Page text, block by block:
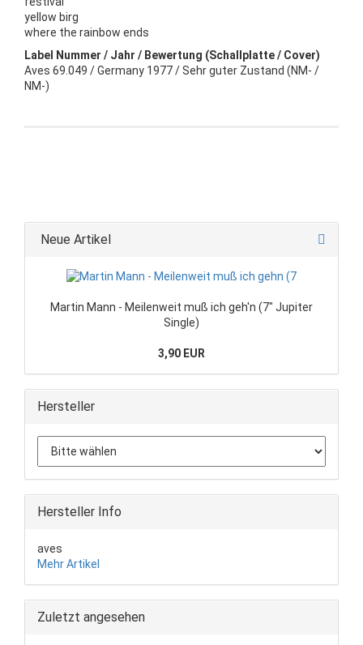
yellow birg
where the rainbow ends
Label Nummer / Jahr / Bewertung (Schallplatte / Cover)
Aves 69.049 / Germany 1977 / Sehr guter Zustand (NM- /
NM-)
Neue Artikel
Martin Mann - Meilenweit muß ich geh'n (7" Jupiter
Single)
3,90 EUR
Hersteller
Hersteller Info
aves
Mehr Artikel
Zuletzt angesehen